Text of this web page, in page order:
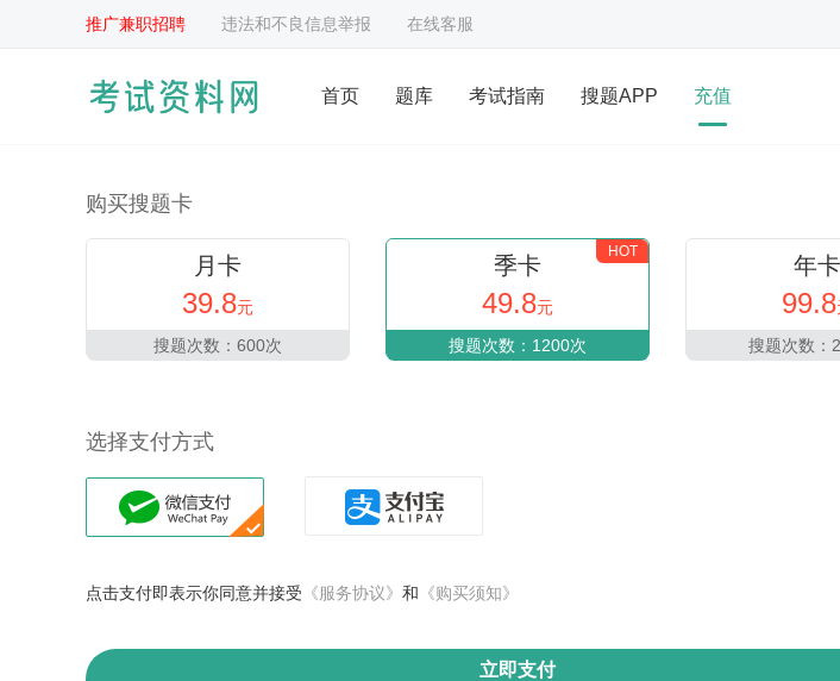
推广兼职招聘 违法和不良信息举报 在线客服
首页 题库 考试指南 搜题APP 充值
购买搜题卡
月卡
39.8元
搜题次数：600次
季卡
49.8元
HOT
搜题次数：1200次
年卡
99.8
搜题次数：
选择支付方式
点击支付即表示你同意并接受 《服务协议》 和 《购买须知》
立即支付